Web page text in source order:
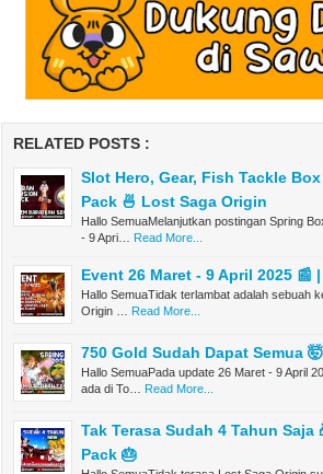
RELATED POSTS :
Slot Hero, Gear, Fish Tackle
Pack 🍜 Lost Saga Origin
Hallo SemuaMelanjutkan postingan Spring
- 9 Apri… Read More...
Event 26 Maret - 9 April 2025 📰
Hallo SemuaTidak terlambat adalah sebuah
Origin … Read More...
750 Gold Sudah Dapat Semua
Hallo SemuaPada update 26 Maret - 9 April
ada di To… Read More...
Tak Terasa Sudah 4 Tahun
Pack 🎂